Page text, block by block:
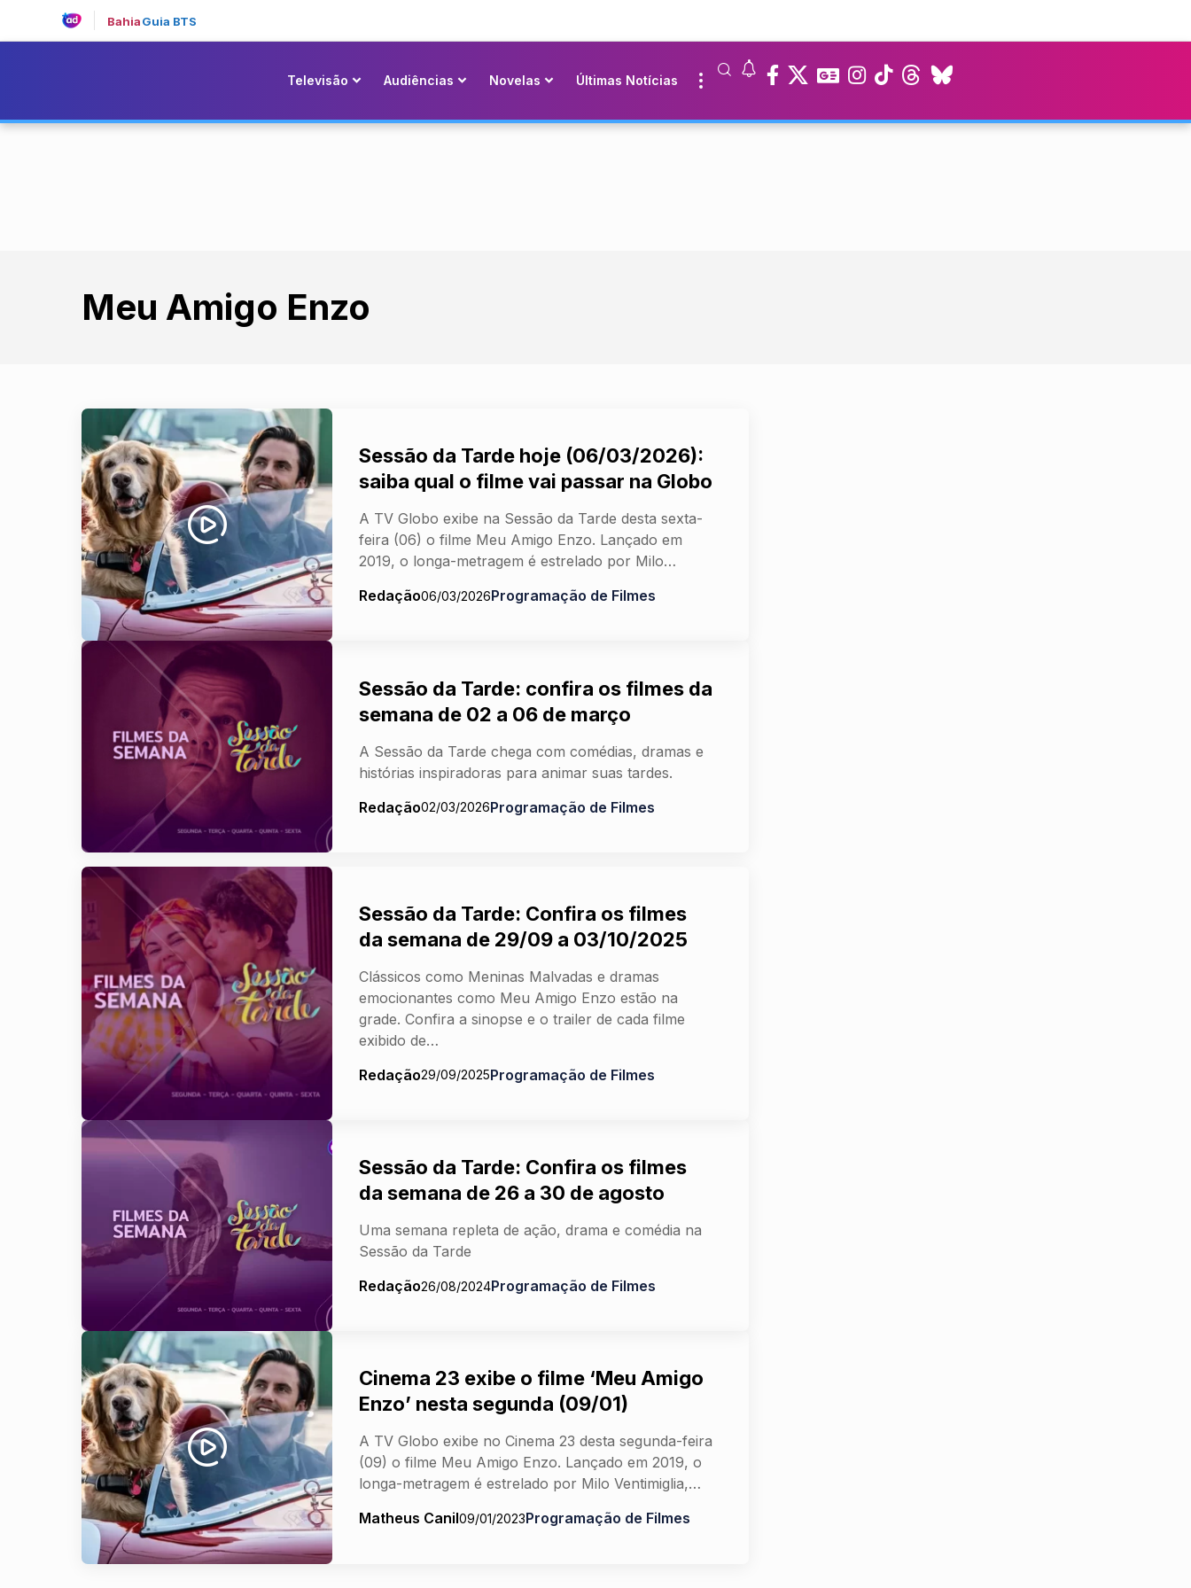
BahiaGuia BTS
Televisão Audiências Novelas Últimas Notícias
Meu Amigo Enzo
Sessão da Tarde hoje (06/03/2026):
saiba qual o filme vai passar na Globo
A TV Globo exibe na Sessão da Tarde desta sexta-
feira (06) o filme Meu Amigo Enzo. Lançado em
2019, o longa-metragem é estrelado por Milo…
Redação06/03/2026Programação de Filmes
Sessão da Tarde: confira os filmes da
semana de 02 a 06 de março
A Sessão da Tarde chega com comédias, dramas e
histórias inspiradoras para animar suas tardes.
Redação02/03/2026Programação de Filmes
Sessão da Tarde: Confira os filmes
da semana de 29/09 a 03/10/2025
Clássicos como Meninas Malvadas e dramas
emocionantes como Meu Amigo Enzo estão na
grade. Confira a sinopse e o trailer de cada filme
exibido de…
Redação29/09/2025Programação de Filmes
Sessão da Tarde: Confira os filmes
da semana de 26 a 30 de agosto
Uma semana repleta de ação, drama e comédia na
Sessão da Tarde
Redação26/08/2024Programação de Filmes
Cinema 23 exibe o filme ‘Meu Amigo
Enzo’ nesta segunda (09/01)
A TV Globo exibe no Cinema 23 desta segunda-feira
(09) o filme Meu Amigo Enzo. Lançado em 2019, o
longa-metragem é estrelado por Milo Ventimiglia,…
Matheus Canil09/01/2023Programação de Filmes